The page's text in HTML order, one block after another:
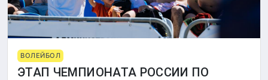
ВОЛЕЙБОЛ
ЭТАП ЧЕМПИОНАТА РОССИИ ПО